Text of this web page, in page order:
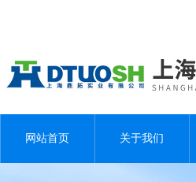
网站首页 关于我们